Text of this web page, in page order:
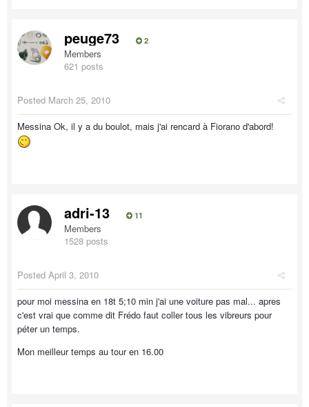
peuge73 2
Members
621 posts
Posted March 25, 2010
Messina Ok, il y a du boulot, mais j'ai rencard à Fiorano d'abord!
adri-13 11
Members
1528 posts
Posted April 3, 2010
pour moi messina en 18t 5;10 min j'ai une voiture pas mal... apres
c'est vrai que comme dit Frédo faut coller tous les vibreurs pour
péter un temps.
Mon meilleur temps au tour en 16.00